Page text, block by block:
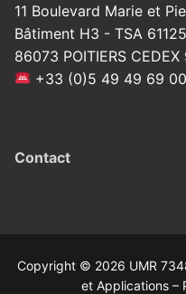
11 Boulevard Marie et
Bâtiment H3 - TSA 61125
86073 POITIERS CEDEX
+33 (0)5 49 49 69 00
Contact
Copyright © 2026 UMR
et Applications –